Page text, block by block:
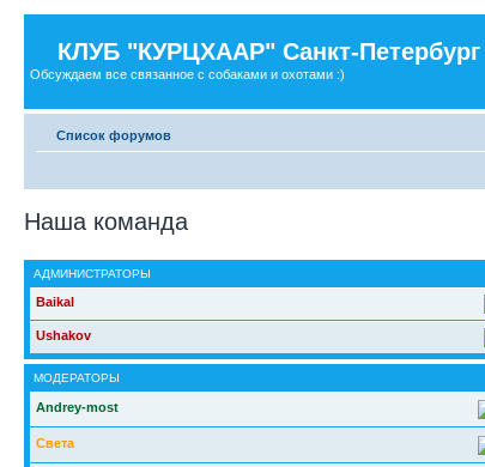
КЛУБ "КУРЦХААР" Санкт-Петербург
Обсуждаем все связанное с собаками и охотами :)
Список форумов
Наша команда
АДМИНИСТРАТОРЫ
Baikal
Ushakov
МОДЕРАТОРЫ
Andrey-most
Света